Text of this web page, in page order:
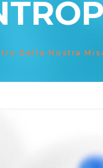
Della Nostra